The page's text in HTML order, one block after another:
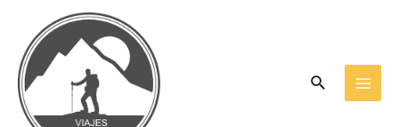
contenido
Buscar